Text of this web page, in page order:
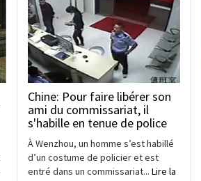
Chine: Pour faire libérer son
ami du commissariat, il
s'habille en tenue de police
À Wenzhou, un homme s’est habillé
d’un costume de policier et est
entré dans un commissariat... Lire la